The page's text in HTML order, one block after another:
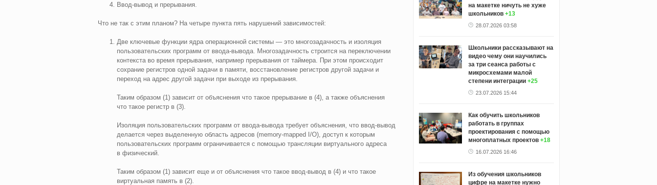
Ввод‑вывод и прерывания.
Что не так с этим планом? На четыре пункта пять нарушений зависимостей:
Две ключевые функции ядра операционной системы — это многозадачность и изоляция
пользовательских программ от ввода‑вывода. Многозадачность строится на переключении
контекста во время прерывания, например прерывания от таймера. При этом происходит
сохрание регистров одной задачи в памяти, восстановление регистров другой задачи и
переход на адрес другой задачи при выходе из прерывания.
Таким образом (1) зависит от объяснения что такое прерывание в (4), а также объяснения
что такое регистр в (3).
Изоляция пользовательских программ от ввода‑вывода требует объяснения, что ввод‑вывод
делается через выделенную область адресов (memory‑mapped I/O), доступ к которым
пользовательских программ ограничивается с помощью трансляции виртуального адреса
в физический.
Таким образом (1) зависит еще и от объяснения что такое ввод‑вывод в (4) и что такое
виртуальная память в (2).
на макетке ничуть не хуже
школьников +13
28.07.2026 03:58
Школьники рассказывают на
видео чему они научились
за три сеанса работы с
микросхемами малой
степени интеграции +25
23.07.2026 15:44
Как обучить школьников
работать в группах
проектирования с помощью
многоплатных проектов +18
16.07.2026 16:46
Из обучения школьников
цифре на макетке нужно